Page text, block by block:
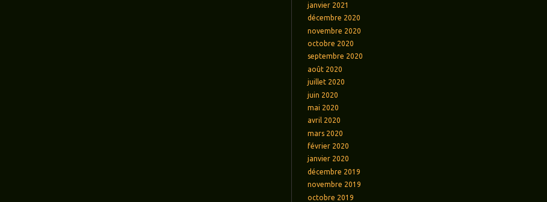
janvier 2021
décembre 2020
novembre 2020
octobre 2020
septembre 2020
août 2020
juillet 2020
juin 2020
mai 2020
avril 2020
mars 2020
février 2020
janvier 2020
décembre 2019
novembre 2019
octobre 2019